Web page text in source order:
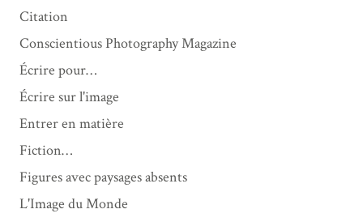
Citation
Conscientious Photography Magazine
Écrire pour…
Écrire sur l'image
Entrer en matière
Fiction…
Figures avec paysages absents
L'Image du Monde